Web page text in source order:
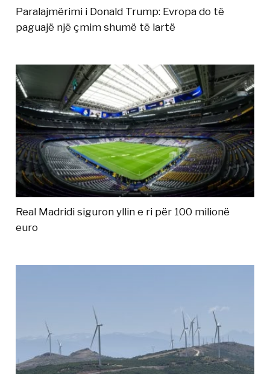
Paralajmërimi i Donald Trump: Evropa do të
paguajë një çmim shumë të lartë
Real Madridi siguron yllin e ri për 100 milionë
euro